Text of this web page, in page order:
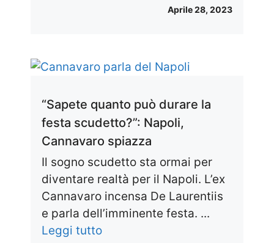
Aprile 28, 2023
“Sapete quanto può durare la
festa scudetto?”: Napoli,
Cannavaro spiazza
Il sogno scudetto sta ormai per
diventare realtà per il Napoli. L’ex
Cannavaro incensa De Laurentiis
e parla dell’imminente festa. ...
Leggi tutto